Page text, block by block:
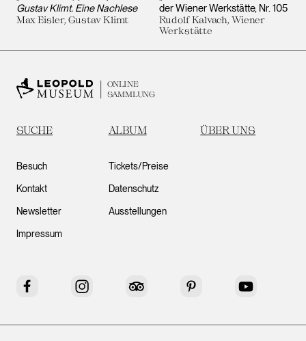
Gustav Klimt. Eine Nachlese
Max Eisler, Gustav Klimt
der Wiener Werkstätte, Nr. 105
Rudolf Kalvach, Wiener
Werkstätte
ONLINE
SAMMLUNG
SUCHE ALBUM ÜBER UNS
Besuch
Kontakt
Newsletter
Impressum
Tickets/Preise
Datenschutz
Ausstellungen
Facebook Instagram Tripadvisor Pinterest YouTube